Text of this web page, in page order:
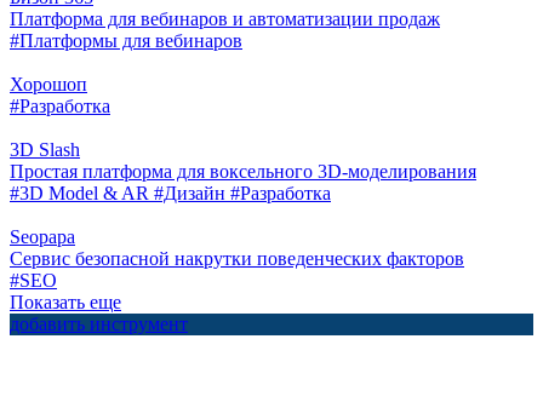
Платформа для вебинаров и автоматизации продаж
#Платформы для вебинаров
Хорошоп
#Разработка
3D Slash
Простая платформа для воксельного 3D-моделирования
#3D Model & AR #Дизайн #Разработка
Seopapa
Сервис безопасной накрутки поведенческих факторов
#SEO
Показать еще
добавить инструмент